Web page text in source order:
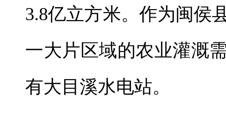
3.8亿立方米。作为闽侯
一大片区域的农业灌溉
有大目溪水电站。